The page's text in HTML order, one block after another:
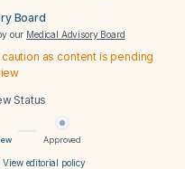
Board
our Medical Advisory Board
as content is pending
Status
Approved
View editorial policy